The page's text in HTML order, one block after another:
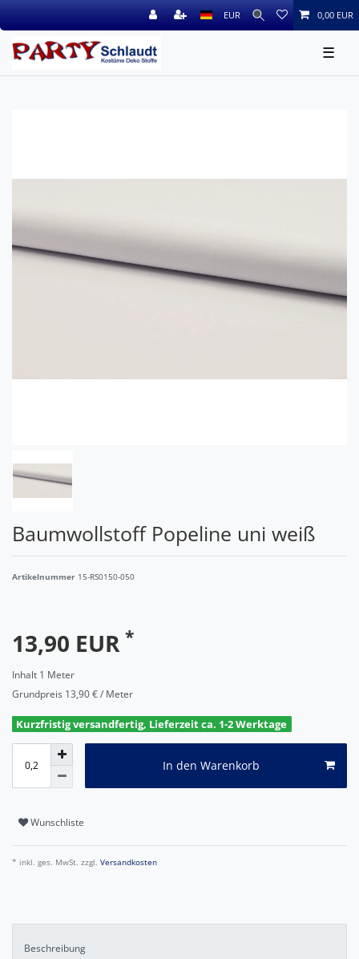
EUR 0,00 EUR
☰
Baumwollstoff Popeline uni weiß
Artikelnummer 15-RS0150-050
13,90 EUR *
Inhalt 1 Meter
Grundpreis 13,90 € / Meter
Kurzfristig versandfertig, Lieferzeit ca. 1-2 Werktage
In den Warenkorb
Wunschliste
* inkl. ges. MwSt. zzgl. Versandkosten
Beschreibung